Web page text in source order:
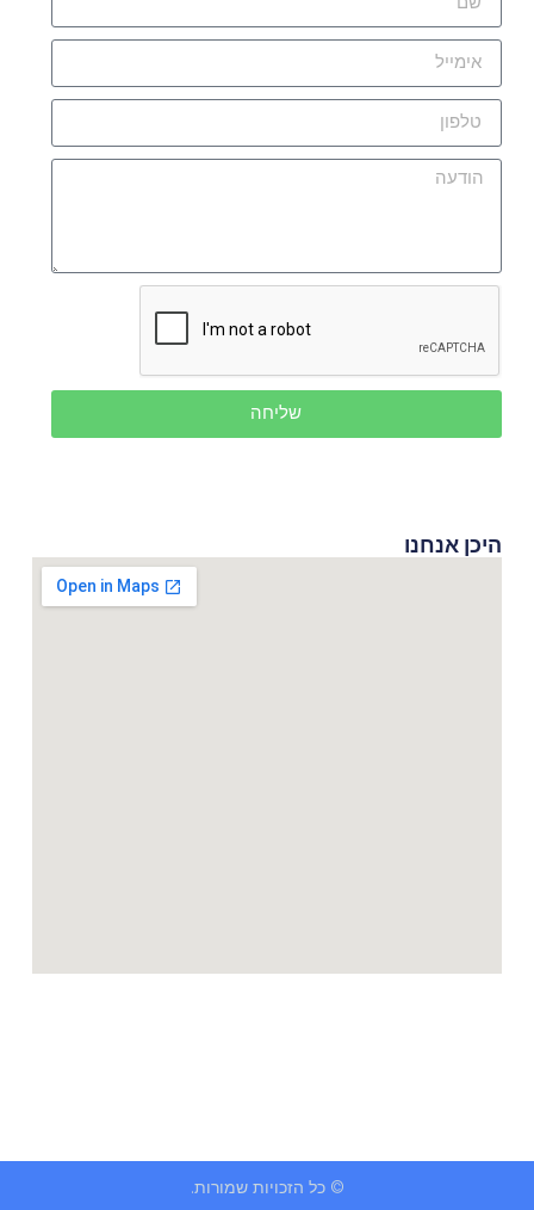
שליחה
היכן אנחנו
© כל הזכויות שמורות.